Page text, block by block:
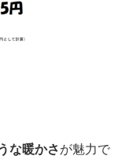
な暖かさが魅力で